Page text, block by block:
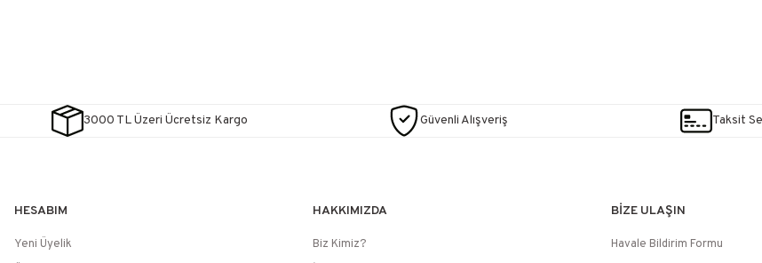
3000 TL Üzeri Ücretsiz Kargo Güvenli Alışveriş Taksit
HESABIM
Yeni Üyelik
HAKKIMIZDA
Biz Kimiz?
BİZE ULAŞIN
Havale Bildirim Formu